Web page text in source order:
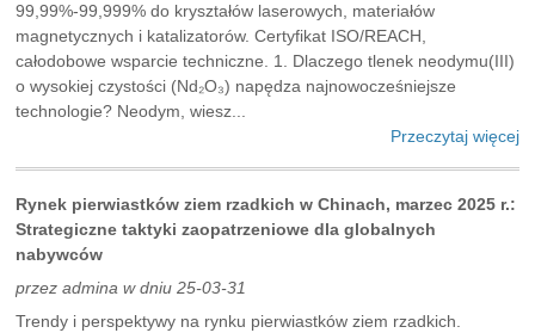
99,99%-99,999% do kryształów laserowych, materiałów
magnetycznych i katalizatorów. Certyfikat ISO/REACH,
całodobowe wsparcie techniczne. 1. Dlaczego tlenek neodymu(III)
o wysokiej czystości (Nd₂O₃) napędza najnowocześniejsze
technologie? Neodym, wiesz...
Przeczytaj więcej
Rynek pierwiastków ziem rzadkich w Chinach, marzec 2025 r.:
Strategiczne taktyki zaopatrzeniowe dla globalnych
nabywców
przez admina w dniu 25-03-31
Trendy i perspektywy na rynku pierwiastków ziem rzadkich.